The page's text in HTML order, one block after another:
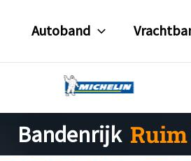
Autoband
Bandenrijk Ruim
Gratis